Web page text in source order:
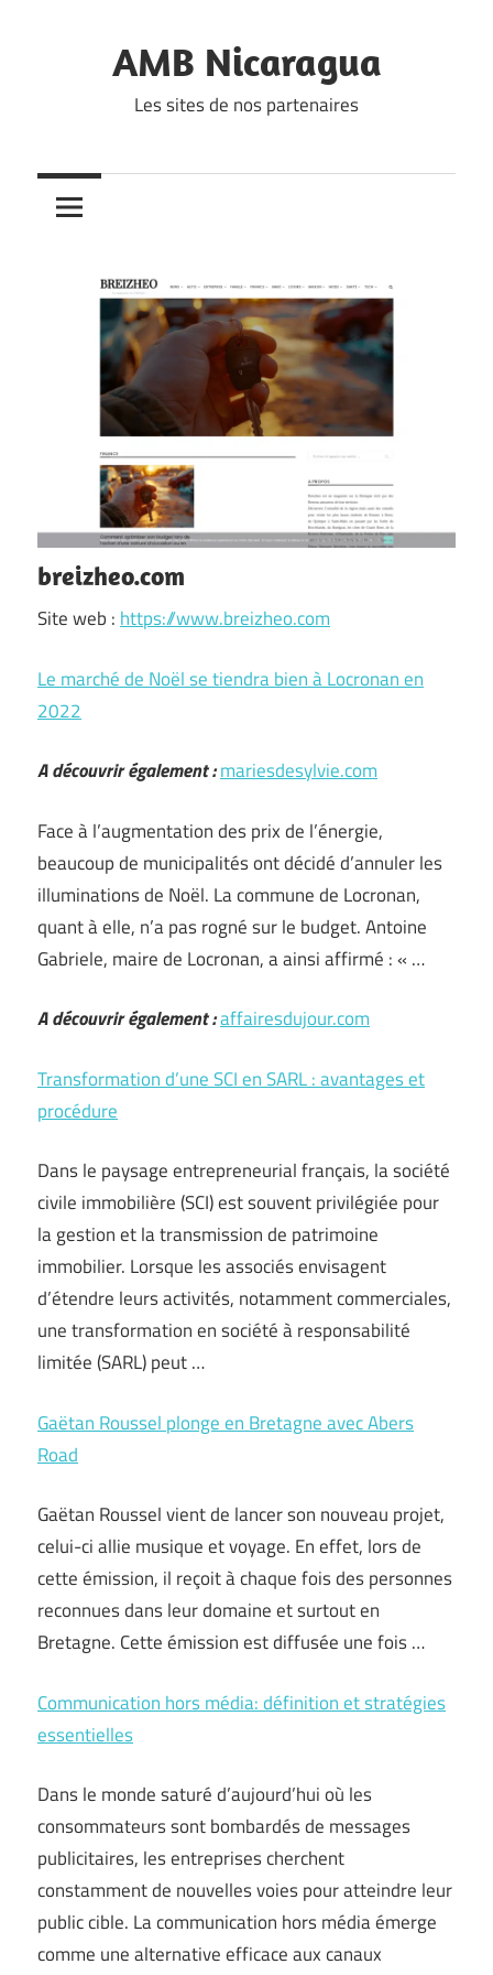
AMB Nicaragua
Les sites de nos partenaires
breizheo.com
Site web : https://www.breizheo.com
Le marché de Noël se tiendra bien à Locronan en
2022
A découvrir également :mariesdesylvie.com
Face à l’augmentation des prix de l’énergie,
beaucoup de municipalités ont décidé d’annuler les
illuminations de Noël. La commune de Locronan,
quant à elle, n’a pas rogné sur le budget. Antoine
Gabriele, maire de Locronan, a ainsi affirmé : « …
A découvrir également :affairesdujour.com
Transformation d’une SCI en SARL : avantages et
procédure
Dans le paysage entrepreneurial français, la société
civile immobilière (SCI) est souvent privilégiée pour
la gestion et la transmission de patrimoine
immobilier. Lorsque les associés envisagent
d’étendre leurs activités, notamment commerciales,
une transformation en société à responsabilité
limitée (SARL) peut …
Gaëtan Roussel plonge en Bretagne avec Abers
Road
Gaëtan Roussel vient de lancer son nouveau projet,
celui-ci allie musique et voyage. En effet, lors de
cette émission, il reçoit à chaque fois des personnes
reconnues dans leur domaine et surtout en
Bretagne. Cette émission est diffusée une fois …
Communication hors média: définition et stratégies
essentielles
Dans le monde saturé d’aujourd’hui où les
consommateurs sont bombardés de messages
publicitaires, les entreprises cherchent
constamment de nouvelles voies pour atteindre leur
public cible. La communication hors média émerge
comme une alternative efficace aux canaux